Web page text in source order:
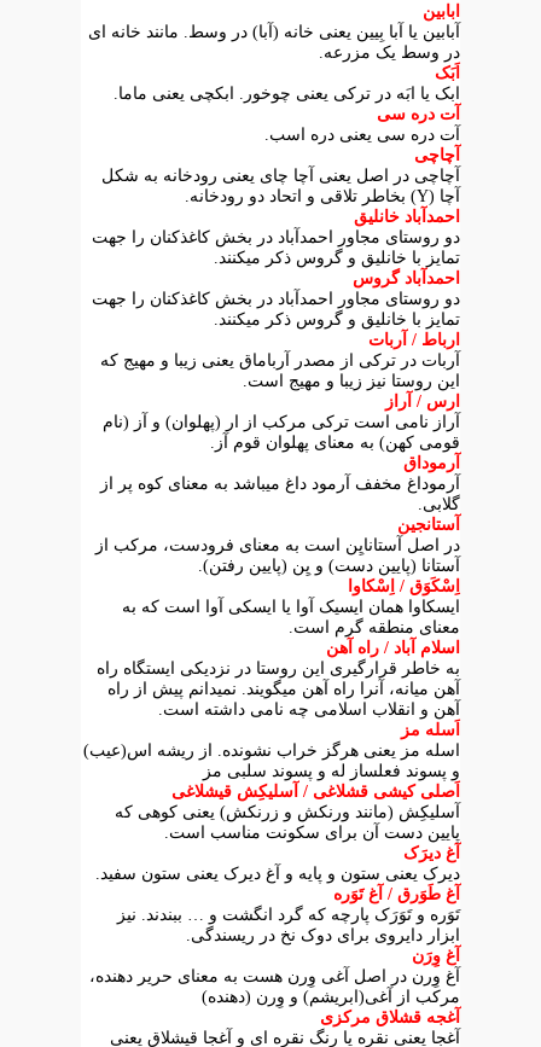
ابابین
آبابین یا آبا بِیین یعنی خانه (آبا) در وسط. مانند خانه ای
در وسط یک مزرعه.
اَبَک
ابک یا ابَه در ترکی یعنی چوخور. ابکچی یعنی ماما.
آت دره سی
آت دره سی یعنی دره اسب.
آچاچی
آچاچی در اصل یعنی آچا چای یعنی رودخانه به شکل
آچا (Y) بخاطر تلاقی و اتحاد دو رودخانه.
احمدآباد خانلیق
دو روستای مجاور احمدآباد در بخش کاغذکنان را جهت
تمایز با خانلیق و گروس ذکر میکنند.
احمدآباد گروس
دو روستای مجاور احمدآباد در بخش کاغذکنان را جهت
تمایز با خانلیق و گروس ذکر میکنند.
ارباط / آربات
آربات در ترکی از مصدر آرباماق یعنی زیبا و مهیج که
این روستا نیز زیبا و مهیج است.
ارس / آراز
آراز نامی است ترکی مرکب از ار (پهلوان) و آز (نام
قومی کهن) به معنای پهلوان قوم آز.
آرموداق
آرموداغ مخفف آرمود داغ میباشد به معنای کوه پر از
گلابی.
آستانجین
در اصل آستانایِن است به معنای فرودست، مرکب از
آستانا (پایین دست) و یِن (پایین رفتن).
اِسْکَوَق / اِسْکاوا
ایسکاوا همان ایسیک آوا یا ایسکی آوا است که به
معنای منطقه گرم است.
اسلام آباد / راه آهن
به خاطر قرارگیری این روستا در نزدیکی ایستگاه راه
آهن میانه، آنرا راه آهن میگویند. نمیدانم پیش از راه
آهن و انقلاب اسلامی چه نامی داشته است.
اَسله مز
اسله مز یعنی هرگز خراب نشونده. از ریشه اس(عیب)
و پسوند فعلساز له و پسوند سلبی مز
اَصلی کیشی قشلاغی / آسلیکِش قیشلاغی
آسلیکِش (مانند ورنکش و زرنکش) یعنی کوهی که
پایین دست آن برای سکونت مناسب است.
آغ دیرَک
دیرک یعنی ستون و پایه و آغ دیرک یعنی ستون سفید.
آغ طَوَرق / آغ تَوَره
تَوَره و تَوَرَک پارچه که گرد انگشت و … ببندند. نیز
ابزار دایروی برای دوک نخ در ریسندگی.
آغ وِرَن
آغ وِرن در اصل آغی وِرن هست به معنای حریر دهنده،
مرکب از آغی(ابریشم) و وِرن (دهنده)
آغجه قشلاق مرکزی
آغجا یعنی نقره یا رنگ نقره ای و آغجا قیشلاق یعنی